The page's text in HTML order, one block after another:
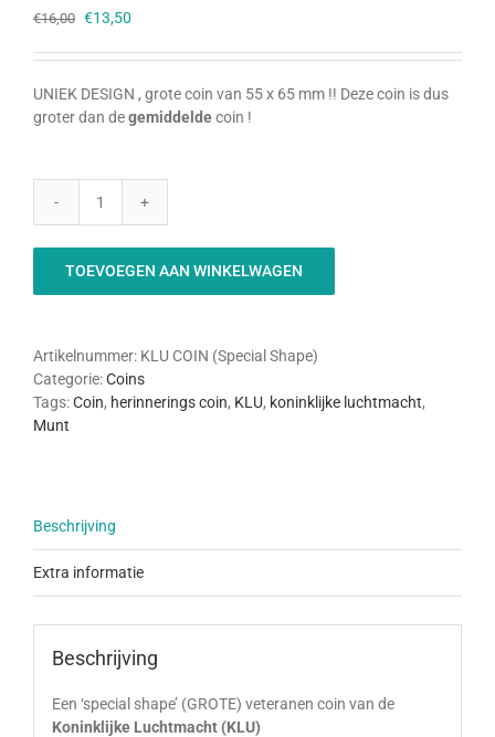
€16,00 Oorspronkelijke
was:
€16,00.
€13,50
is:
€13,50.
UNIEK DESIGN , grote coin van 55 x 65 mm !! Deze coin is dus
groter dan degemiddeldecoin !
KLU
Shape)
TOEVOEGEN AAN WINKELWAGEN
Artikelnummer: KLU COIN (Special Shape)
Categorie:Coins
Tags:Coin, herinnerings coin, KLU, koninklijke luchtmacht,
Munt
Beschrijving
Extra informatie
Beschrijving
Een ‘special shape’ (GROTE) veteranen coin van de
Koninklijke Luchtmacht (KLU)